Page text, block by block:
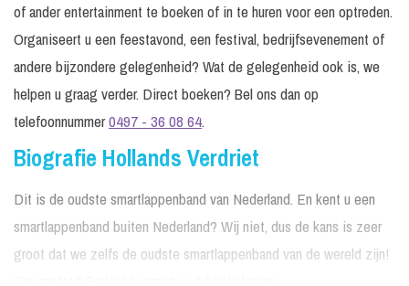
of ander entertainment te boeken of in te huren voor een optreden.
Organiseert u een feestavond, een festival, bedrijfsevenement of
andere bijzondere gelegenheid? Wat de gelegenheid ook is, we
helpen u graag verder. Direct boeken? Bel ons dan op
telefoonnummer0497 - 36 08 64.
Biografie Hollands Verdriet
Dit is de oudste smartlappenband van Nederland. En kent u een
smartlappenband buiten Nederland? Wij niet, dus de kans is zeer
groot dat we zelfs de oudste smartlappenband van de wereld zijn!